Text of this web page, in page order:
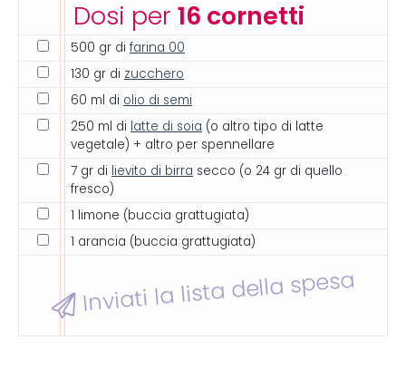
Dosi per 16 cornetti
500 gr di farina 00
130 gr di zucchero
60 ml di olio di semi
250 ml di latte di soia (o altro tipo di latte
vegetale) + altro per spennellare
7 gr di lievito di birra secco (o 24 gr di quello
fresco)
1 limone (buccia grattugiata)
1 arancia (buccia grattugiata)
Inviati la lista della spesa